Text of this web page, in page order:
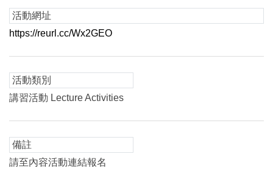
活動網址
https://reurl.cc/Wx2GEO
活動類別
講習活動 Lecture Activities
備註
請至內容活動連結報名